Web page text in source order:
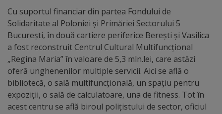
Plus
Modele
de
cerere
Arhitectură
Cu suportul financiar din partea Fondului de
Solidaritate al Poloniei și Primăriei Sectorului 5
București, în două cartiere periferice Berești și Vasilica
a fost reconstruit Centrul Cultural Multifuncțional
„Regina Maria” în valoare de 5,3 mln.lei, care astăzi
oferă unghenenilor multiple servicii. Aici se află o
bibliotecă, o sală multifuncțională, un spațiu pentru
expoziții, o sală de calculatoare, una de fitness. Tot în
acest centru se află biroul polițistului de sector, oficiul